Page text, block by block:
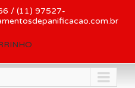
/ (11) 97527-